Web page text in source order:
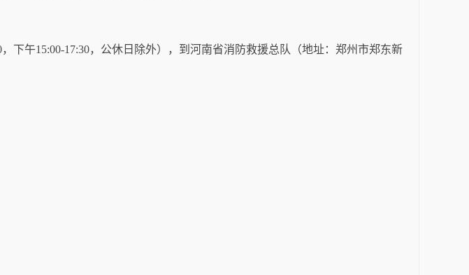
，下午15:00-17:30，公休日除外），到河南省消防救援总队（地址：郑州市郑东新